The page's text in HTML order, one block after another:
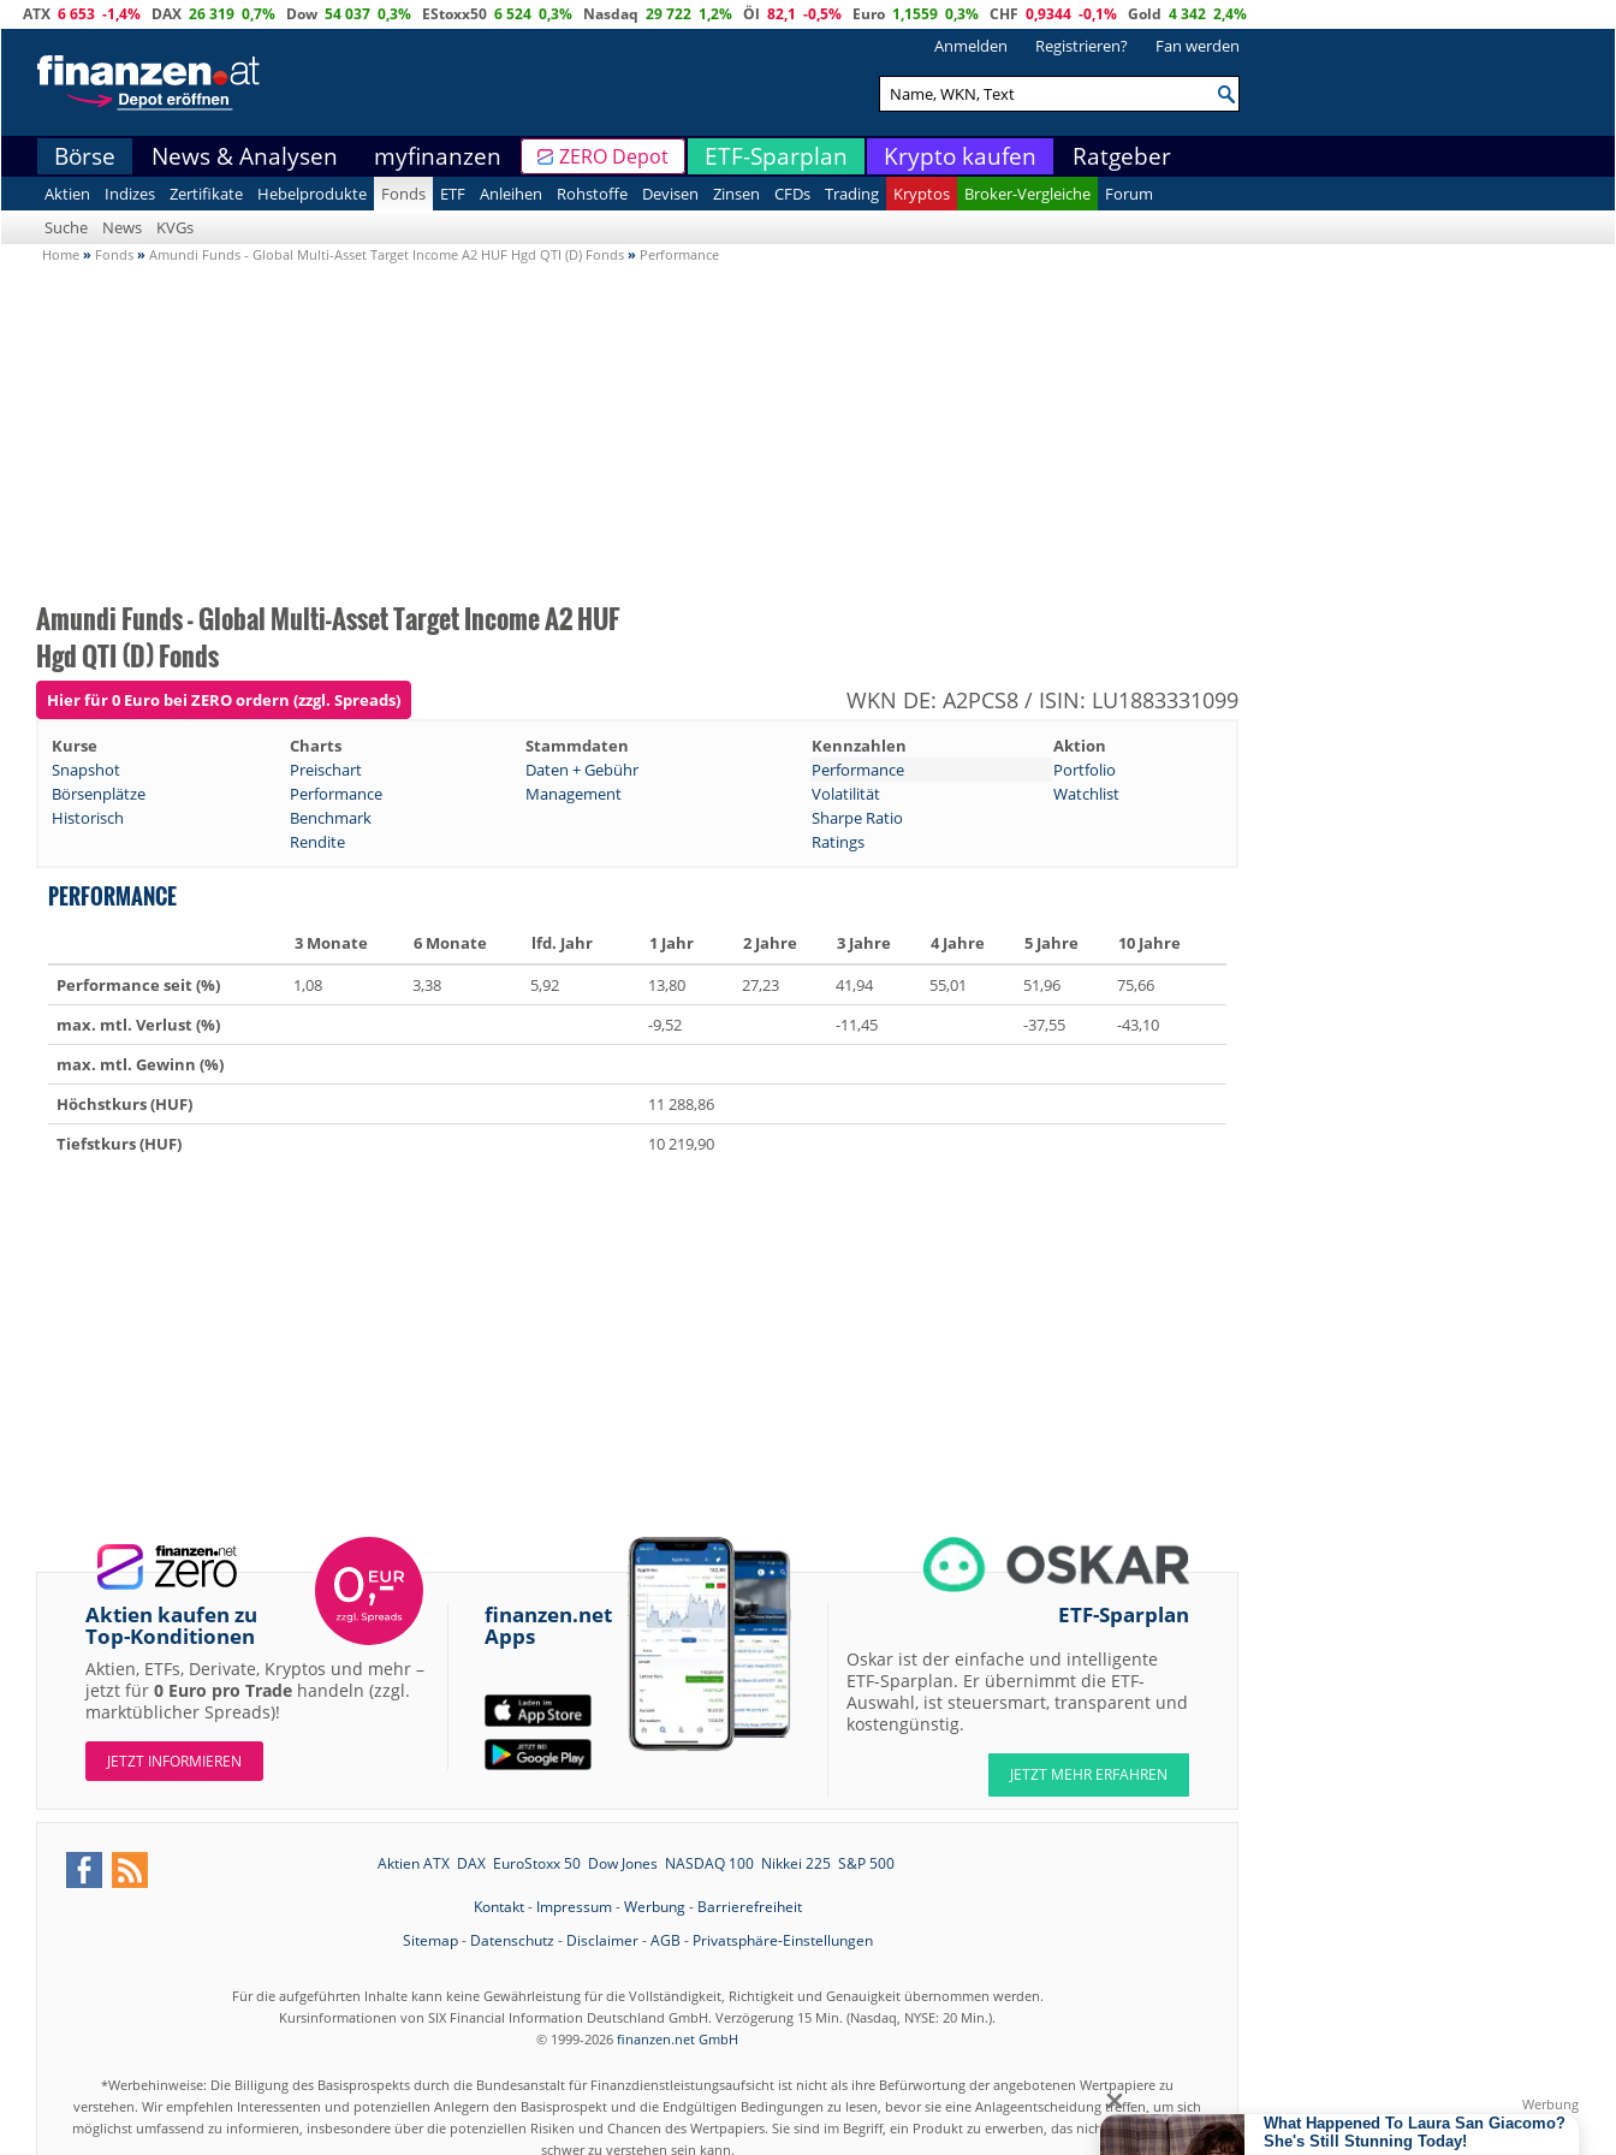
ATX 6 653 -1,4% DAX 26 319 0,7% Dow 54 037 0,3% EStoxx50 6 524 0,3% Nasdaq 29 722 1,2% Öl 82,1 -0,5% Euro 1,1559 0,3% CHF 0,9344 -0,1% Gold 4 342 2,4%
Anmelden Registrieren? Fan werden
Börse News & Analysen myfinanzen ZERO Depot ETF-Sparplan Krypto kaufen Ratgeber
Aktien Indizes Zertifikate Hebelprodukte Fonds ETF Anleihen Rohstoffe Devisen Zinsen CFDs Trading Kryptos Broker-Vergleiche
Forum
Suche
News KVGs
Home » Fonds » Amundi Funds - Global Multi-Asset Target Income A2 HUF Hgd QTI (D) Fonds » Performance
Amundi Funds - Global Multi-Asset Target Income A2 HUF
Hgd QTI (D) Fonds
Hier für 0 Euro bei ZERO ordern (zzgl. Spreads) WKN DE: A2PCS8 / ISIN: LU1883331099
Kurse Charts Stammdaten Kennzahlen
Aktion
Snapshot
Preischart Daten + Gebühr Performance
Portfolio
Börsenplätze
Performance Management Volatilität
Watchlist
Historisch
Benchmark
Sharpe Ratio
Rendite
Ratings
PERFORMANCE
3 Monate 6 Monate lfd. Jahr 1 Jahr 2 Jahre 3 Jahre 4 Jahre 5 Jahre
10 Jahre
Performance seit (%)
1,08 3,38 5,92 13,80 27,23 41,94 55,01 51,96
75,66
max. mtl. Verlust (%)
-9,52 -11,45 -37,55
-43,10
max. mtl. Gewinn (%)
Höchstkurs (HUF)
11 288,86
Tiefstkurs (HUF)
10 219,90
Aktien kaufen zu
Top-Konditionen
Aktien, ETFs, Derivate, Kryptos und mehr –
jetzt für 0 Euro pro Trade handeln (zzgl.
marktüblicher Spreads)!
JETZT INFORMIEREN
finanzen.net
Apps
ETF-Sparplan
Oskar ist der einfache und intelligente
ETF-Sparplan. Er übernimmt die ETF-
Auswahl, ist steuersmart, transparent und
kostengünstig.
JETZT MEHR ERFAHREN
Aktien ATX DAX EuroStoxx 50 Dow Jones NASDAQ 100 Nikkei 225 S&P 500
Kontakt- Impressum-Werbung- Barrierefreiheit
Sitemap- Datenschutz- Disclaimer-AGB - Privatsphäre-Einstellungen
Für die aufgeführten Inhalte kann keine Gewährleistung für die Vollständigkeit, Richtigkeit und Genauigkeit übernommen werden.
Kursinformationen von SIX Financial Information Deutschland GmbH. Verzögerung 15 Min. (Nasdaq, NYSE: 20 Min.).
© 1999-2026 finanzen.net GmbH
*Werbehinweise: Die Billigung des Basisprospekts durch die Bundesanstalt für Finanzdienstleistungsaufsicht ist nicht als ihre Befürwortung der angebotenen Wertpapiere zu
verstehen. Wir empfehlen Interessenten und potenziellen Anlegern den Basisprospekt und die Endgültigen Bedingungen zu lesen, bevor sie eine Anlageentscheidung treffen, um sich
möglichst umfassend zu informieren, insbesondere über die potenziellen Risiken und Chancen des Wertpapiers. Sie sind im Begriff, ein Produkt zu erwerben, das nicht einfach ist und
schwer zu verstehen sein kann.